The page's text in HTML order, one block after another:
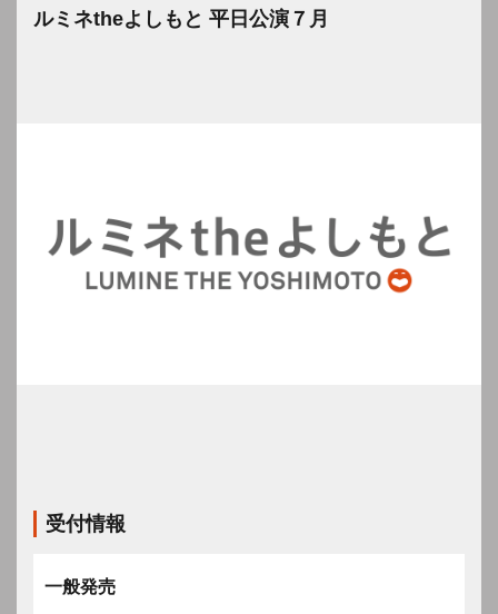
ルミネtheよしもと 平日公演７月
受付情報
一般発売